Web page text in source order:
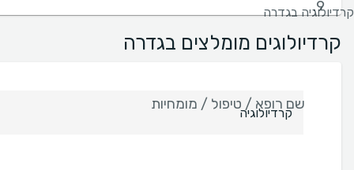
קרדיולוגיה בגדרה
קרדיולוגים מומלצים בגדרה
שם רופא / טיפול / מומחיות